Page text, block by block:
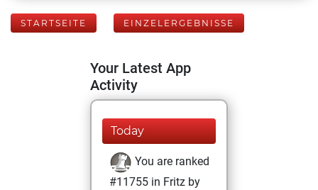
STARTSEITE EINZELERGEBNISSE
Your Latest App
Activity
Today
You are ranked
#11755 in Fritz by